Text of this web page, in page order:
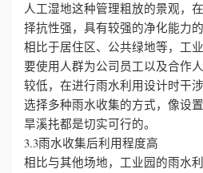
人工湿地这种管理粗放的景观，
择抗性强，具有较强的净化能力的
相比于居住区、公共绿地等，工
要使用人群为公司员工以及合作
较低，在进行雨水利用设计时干
选择多种雨水收集的方式，像设
旱溪扥都是切实可行的。
3.3雨水收集后利用程度高
相比与其他场地，工业园的雨水